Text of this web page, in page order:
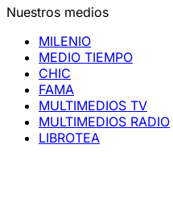
Nuestros medios
MILENIO
MEDIO TIEMPO
CHIC
FAMA
MULTIMEDIOS TV
MULTIMEDIOS RADIO
LIBROTEA